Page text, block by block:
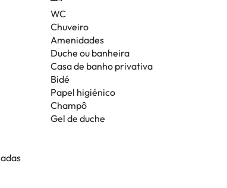
WC
Chuveiro
Amenidades
Duche ou banheira
Casa de banho privativa
Bidé
Papel higiénico
Champô
Gel de duche